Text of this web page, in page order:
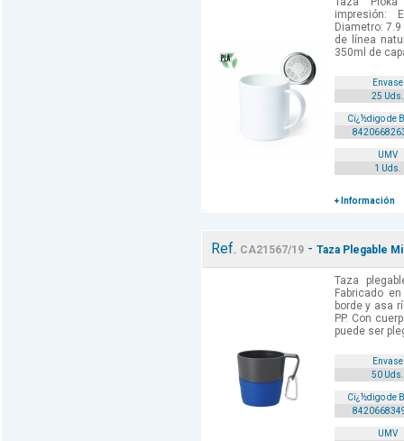
impresión:
Diametro:
de línea
350ml de
Envase
25 Uds.
Cï¿½digo de
UMV
1 Uds.
+ Información
Ref. CA21567/19- Taza Plegable
Taza
Fabricado
borde y asa
PP. Con
puede ser
Envase
50 Uds.
Cï¿½digo de
UMV